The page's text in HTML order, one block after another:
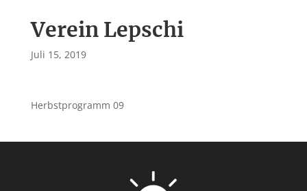
Verein Lepschi
Juli 15, 2019
Herbstprogramm 09